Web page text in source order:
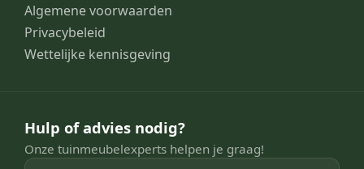
Algemene voorwaarden
Privacybeleid
Wettelijke kennisgeving
Hulp of advies nodig?
Onze tuinmeubelexperts helpen je graag!